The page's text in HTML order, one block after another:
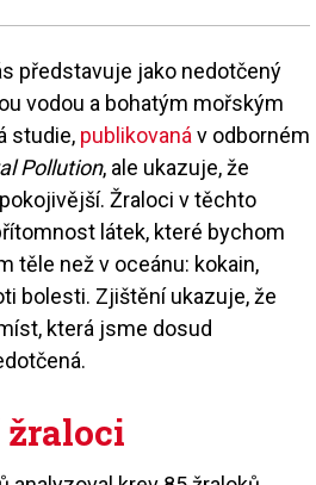
představuje jako nedotčený
vodou a bohatým mořským
studie, publikovaná v odborném
Pollution, ale ukazuje, že
Žraloci v těchto
látek, které bychom
těle než v oceánu: kokain,
bolesti. Zjištění ukazuje, že
která jsme dosud